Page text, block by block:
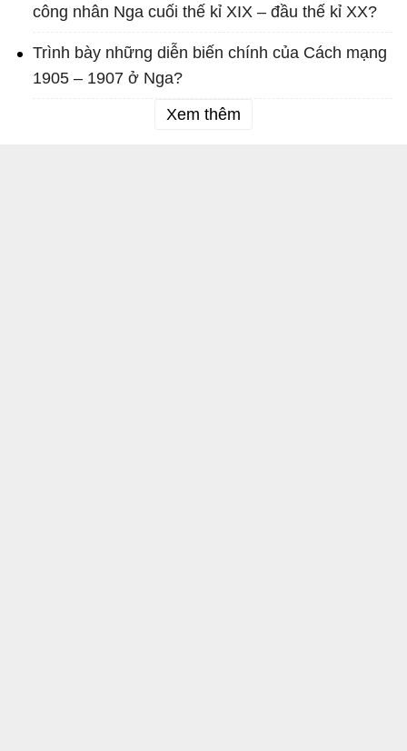
công nhân Nga cuối thế kỉ XIX – đầu thế kỉ XX?
Trình bày những diễn biến chính của Cách mạng
1905 – 1907 ở Nga?
Xem thêm